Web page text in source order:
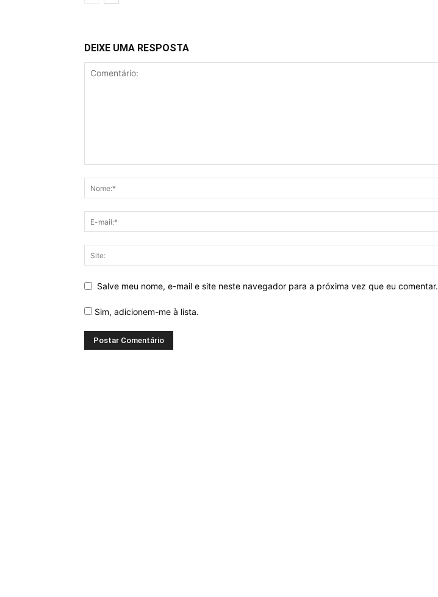
DEIXE UMA RESPOSTA
Salve meu nome, e-mail e site neste navegador para a próxima vez que eu comentar.
Sim, adicionem-me à lista.